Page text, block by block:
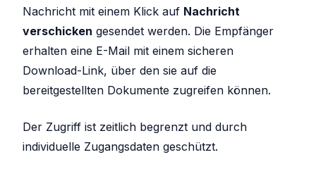
Nachricht mit einem Klick auf Nachricht
verschicken gesendet werden. Die Empfänger
erhalten eine E-Mail mit einem sicheren
Download-Link, über den sie auf die
bereitgestellten Dokumente zugreifen können.
Der Zugriff ist zeitlich begrenzt und durch
individuelle Zugangsdaten geschützt.